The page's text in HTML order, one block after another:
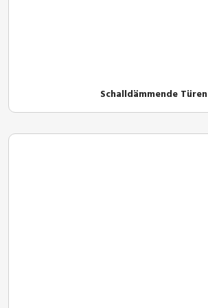
Schalldämmende Türen